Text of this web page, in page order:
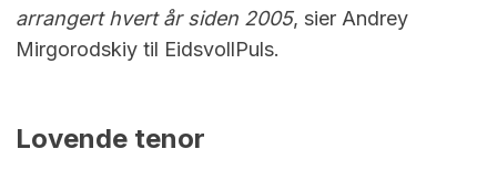
arrangert hvert år siden 2005, sier Andrey
Mirgorodskiy til EidsvollPuls.
Lovende tenor